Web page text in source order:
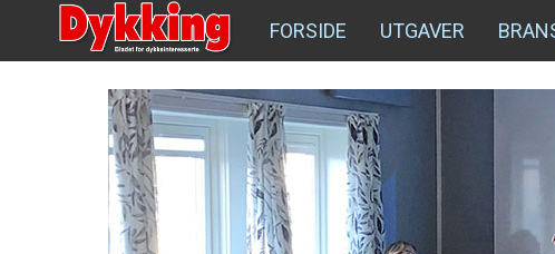
FORSIDE UTGAVER